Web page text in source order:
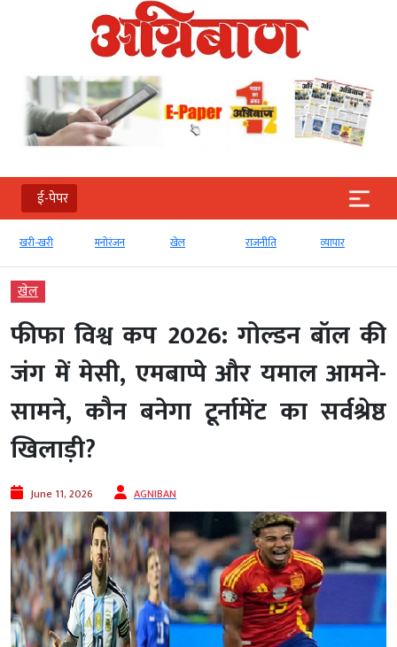
ई-पेपर
मनोरंजन खेल राजनीति व्‍यापार टेक्‍नोलॉजी
खेल
फीफा विश्व कप 2026: गोल्डन बॉल की
जंग में मेसी, एमबाप्पे और यमाल आमने-
सामने, कौन बनेगा टूर्नामेंट का सर्वश्रेष्ठ
खिलाड़ी?
June 11, 2026 AGNIBAN